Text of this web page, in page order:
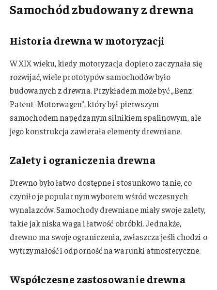
Samochód zbudowany z drewna
Historia drewna w motoryzacji
W XIX wieku, kiedy motoryzacja dopiero zaczynała się
rozwijać, wiele prototypów samochodów było
budowanych z drewna. Przykładem może być „Benz
Patent-Motorwagen”, który był pierwszym
samochodem napędzanym silnikiem spalinowym, ale
jego konstrukcja zawierała elementy drewniane.
Zalety i ograniczenia drewna
Drewno było łatwo dostępne i stosunkowo tanie, co
czyniło je popularnym wyborem wśród wczesnych
wynalazców. Samochody drewniane miały swoje zalety,
takie jak niska waga i łatwość obróbki. Jednakże,
drewno ma swoje ograniczenia, zwłaszcza jeśli chodzi o
wytrzymałość i odporność na warunki atmosferyczne.
Współczesne zastosowanie drewna